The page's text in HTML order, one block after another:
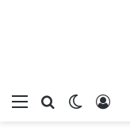
بحثالوضع
تسجيل الدخول